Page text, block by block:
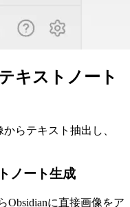
キストノート
らテキスト抽出し、
ノート生成
Obsidianに直接画像をア